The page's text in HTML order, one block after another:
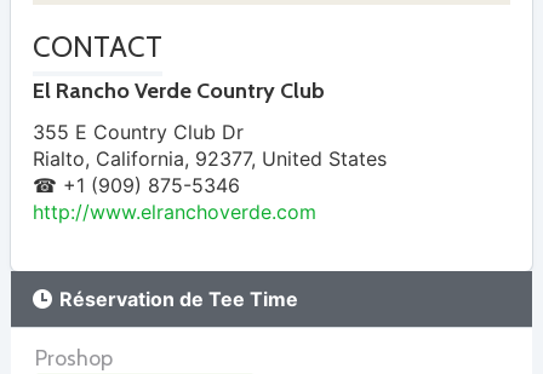
CONTACT
El Rancho Verde Country Club
355 E Country Club Dr
Rialto, California, 92377, United States
☎ +1 (909) 875-5346
http://www.elranchoverde.com
Réservation de Tee Time
Proshop